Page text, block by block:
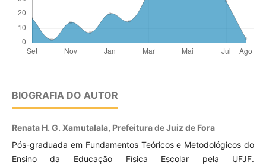
BIOGRAFIA DO AUTOR
Renata H. G. Xamutalala, Prefeitura de Juiz de Fora
Pós-graduada em Fundamentos Teóricos e Metodológicos do
Ensino da Educação Física Escolar pela UFJF.